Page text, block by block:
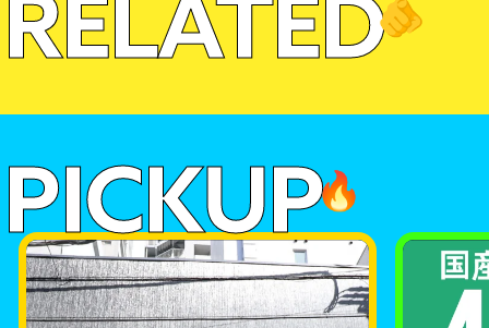
RELATED🫵
PICKUP🔥